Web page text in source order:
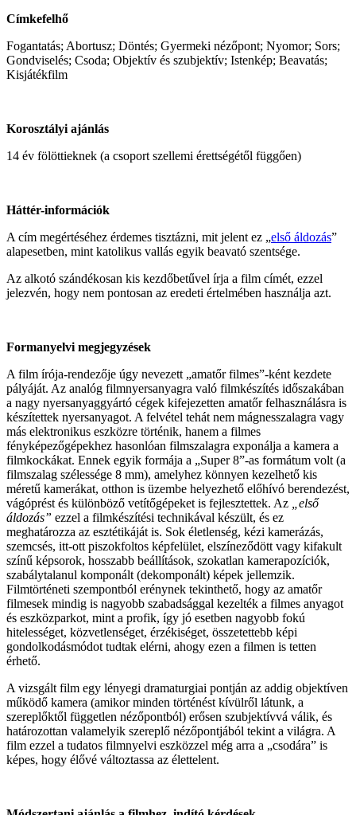
Címkefelhő
Fogantatás; Abortusz; Döntés; Gyermeki nézőpont; Nyomor; Sors;
Gondviselés; Csoda; Objektív és szubjektív; Istenkép; Beavatás;
Kisjátékfilm
Korosztályi ajánlás
14 év fölöttieknek (a csoport szellemi érettségétől függően)
Háttér-információk
A cím megértéséhez érdemes tisztázni, mit jelent ez „első áldozás”
alapesetben, mint katolikus vallás egyik beavató szentsége.
Az alkotó szándékosan kis kezdőbetűvel írja a film címét, ezzel
jelezvén, hogy nem pontosan az eredeti értelmében használja azt.
Formanyelvi megjegyzések
A film írója-rendezője úgy nevezett „amatőr filmes”-ként kezdete
pályáját. Az analóg filmnyersanyagra való filmkészítés időszakában
a nagy nyersanyaggyártó cégek kifejezetten amatőr felhasználásra is
készítettek nyersanyagot. A felvétel tehát nem mágnesszalagra vagy
más elektronikus eszközre történik, hanem a filmes
fényképezőgépekhez hasonlóan filmszalagra exponálja a kamera a
filmkockákat. Ennek egyik formája a „Super 8”-as formátum volt (a
filmszalag szélessége 8 mm), amelyhez könnyen kezelhető kis
méretű kamerákat, otthon is üzembe helyezhető előhívó berendezést,
vágóprést és különböző vetítőgépeket is fejlesztettek. Az „első
áldozás” ezzel a filmkészítési technikával készült, és ez
meghatározza az esztétikáját is. Sok életlenség, kézi kamerázás,
szemcsés, itt-ott piszokfoltos képfelület, elszíneződött vagy kifakult
színű képsorok, hosszabb beállítások, szokatlan kamerapozíciók,
szabálytalanul komponált (dekomponált) képek jellemzik.
Filmtörténeti szempontból erénynek tekinthető, hogy az amatőr
filmesek mindig is nagyobb szabadsággal kezelték a filmes anyagot
és eszközparkot, mint a profik, így jó esetben nagyobb fokú
hitelességet, közvetlenséget, érzékiséget, összetettebb képi
gondolkodásmódot tudtak elérni, ahogy ezen a filmen is tetten
érhető.
A vizsgált film egy lényegi dramaturgiai pontján az addig objektíven
működő kamera (amikor minden történést kívülről látunk, a
szereplőktől független nézőpontból) erősen szubjektívvá válik, és
határozottan valamelyik szereplő nézőpontjából tekint a világra. A
film ezzel a tudatos filmnyelvi eszközzel még arra a „csodára” is
képes, hogy élővé változtassa az élettelent.